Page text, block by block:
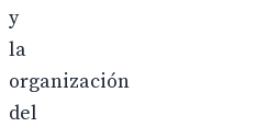
y
la
organización
del